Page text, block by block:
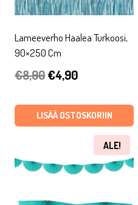
Lameeverho Haalea Turkoosi,
90×250 Cm
€8,90Alkuperäinen
oli:
€4,90Nykyinen
on:
€4,90.
LISÄÄ OSTOSKORIIN
ALE!